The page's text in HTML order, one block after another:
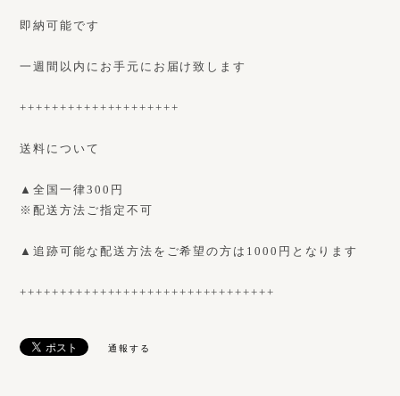
即納可能です
一週間以内にお手元にお届け致します
++++++++++++++++++++
送料について
▲全国一律300円
※配送方法ご指定不可
▲追跡可能な配送方法をご希望の方は1000円となります
++++++++++++++++++++++++++++++++
通報する